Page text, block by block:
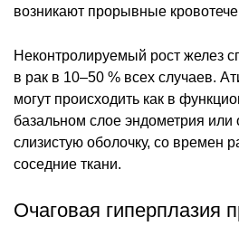
возникают прорывные
Неконтролируемый рост желез
в рак в 10–50 % всех случаев.
могут происходить как в
базальном слое эндометрия или
слизистую оболочку, со времен
соседние ткани.
Очаговая гиперплазия